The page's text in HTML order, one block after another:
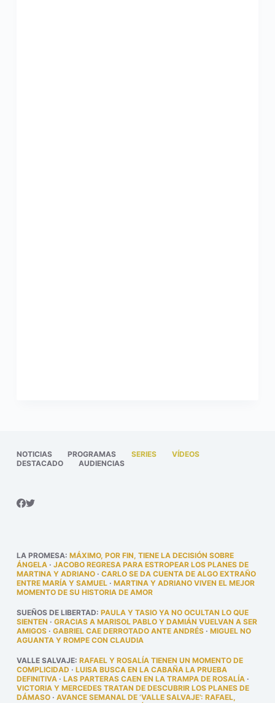
NOTICIAS PROGRAMAS SERIES
VÍDEOS
DESTACADO
AUDIENCIAS
LA PROMESA: MÁXIMO, POR FIN, TIENE LA DECISIÓN SOBRE
ÁNGELA· JACOBO REGRESA PARA ESTROPEAR LOS PLANES DE
MARTINA Y ADRIANO· CARLO SE DA CUENTA DE ALGO EXTRAÑO
ENTRE MARÍA Y SAMUEL· MARTINA Y ADRIANO VIVEN EL MEJOR
MOMENTO DE SU HISTORIA DE AMOR
SUEÑOS DE LIBERTAD: PAULA Y TASIO YA NO OCULTAN LO QUE
SIENTEN · GRACIAS A MARISOL PABLO Y DAMIÁN VUELVAN A SER
AMIGOS· GABRIEL CAE DERROTADO ANTE ANDRÉS· MIGUEL NO
AGUANTA Y ROMPE CON CLAUDIA
VALLE SALVAJE: RAFAEL Y ROSALÍA TIENEN UN MOMENTO DE
COMPLICIDAD · LUISA BUSCA EN LA CABAÑA LA PRUEBA
DEFINITIVA· LAS PARTERAS CAEN EN LA TRAMPA DE ROSALÍA·
VICTORIA Y MERCEDES TRATAN DE DESCUBRIR LOS PLANES DE
DÁMASO· AVANCE SEMANAL DE ‘VALLE SALVAJE’: RAFAEL,